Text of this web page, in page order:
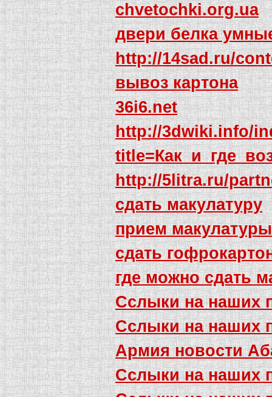
chvetochki.org.ua
двери белка
http://14sad.ru/
вывоз картона
36i6.net
http://3dwiki.info/
http://5litra.ru/
сдать макулатуру
прием макулатуры
сдать
где можно сдать
Сслыки на наших
Сслыки на наших
Армия новости
Сслыки на наших